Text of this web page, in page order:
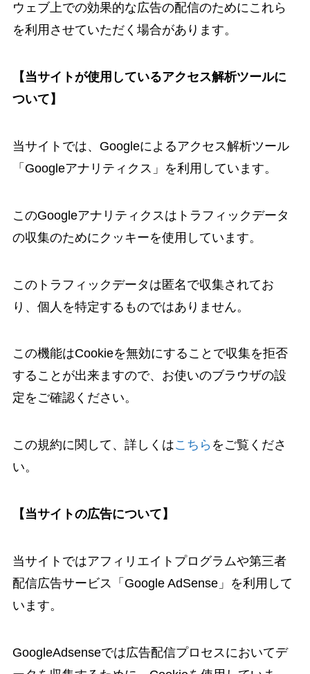
ウェブ上での効果的な広告の配信のためにこれら
を利用させていただく場合があります。
【当サイトが使用しているアクセス解析ツールに
ついて】
当サイトでは、Googleによるアクセス解析ツール
「Googleアナリティクス」を利用しています。
このGoogleアナリティクスはトラフィックデータ
の収集のためにクッキーを使用しています。
このトラフィックデータは匿名で収集されてお
り、個人を特定するものではありません。
この機能はCookieを無効にすることで収集を拒否
することが出来ますので、お使いのブラウザの設
定をご確認ください。
この規約に関して、詳しくはこちら をご覧くださ
い。
【当サイトの広告について】
当サイトではアフィリエイトプログラムや第三者
配信広告サービス「Google AdSense」を利用して
います。
GoogleAdsenseでは広告配信プロセスにおいてデ